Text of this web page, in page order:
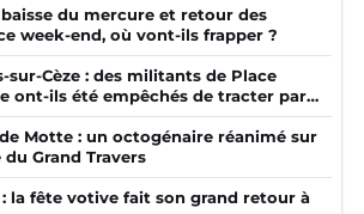
baisse du mercure et retour des
week-end, où vont-ils frapper ?
sur-Cèze : des militants de Place
ont-ils été empêchés de tracter par
?
Motte : un octogénaire réanimé sur
du Grand Travers
la fête votive fait son grand retour à